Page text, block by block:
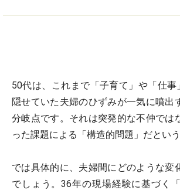
50代は、これまで「子育て」や「仕事
隠せていた夫婦のひずみが一気に噴出
分岐点です。それは突発的な不仲では
った課題による「構造的問題」だという
では具体的に、夫婦間にどのような変
でしょう。36年の現場経験に基づく